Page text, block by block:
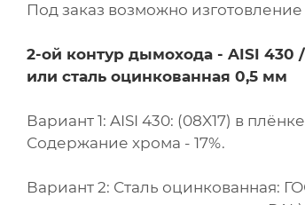
Под заказ возможно изготовление
2-ой контур дымохода - AISI 430
или сталь оцинкованная 0,5 мм
Вариант 1: AISI 430: (08X17) в
Содержание хрома - 17%.
Вариант 2: Сталь оцинкованная: